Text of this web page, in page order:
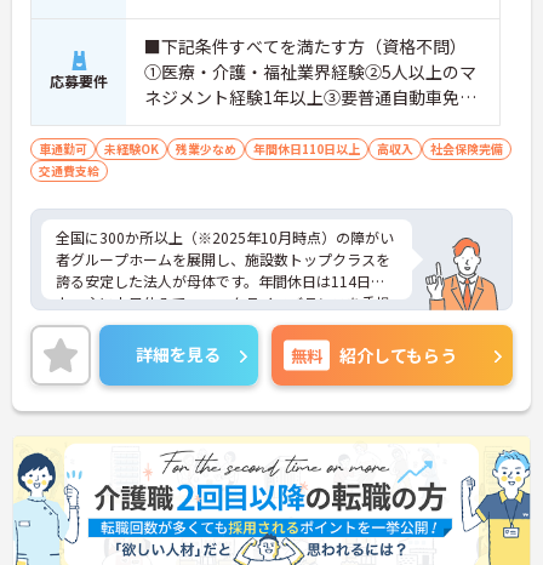
応募要件
■下記条件すべてを満たす方（資格不問）
①医療・介護・福祉業界経験②5人以上のマ
ネジメント経験1年以上③要普通自動車免許
（AT限定可）※介護業界に関する有資格者
（介護職員初任者研修、介護福祉士な
車通勤可 未経験OK 残業少なめ 年間休日110日以上 高収入
社会保険完備
交通費支給
全国に300か所以上（※2025年10月時点）の障がい
者グループホームを展開し、施設数トップクラスを
誇る安定した法人が母体です。年間休日は114日以
上、主に土日休みで、ワークライフバランスを重視
した働き方が可能です。産前産後・育児休暇制度も
あり、子育て世代も安心して働ける環境が整ってい
ます。一般社員研修や外部勉強会受講支援制度など
を通じて着実にスキルアップもできます。チームを
まとめ、メンバーの成長を後押しすることにやりが
いを感じる方、新しい挑戦に意欲的な方にぴったり
の職場です。ご興味のある方は詳細等をお伝えしま
すので、お気軽にお問い合わせください。
詳細を見る 無料 紹介してもらう